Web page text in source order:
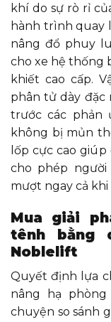
khí do sự rò rỉ
hành trình quay
nâng đổ phuy
cho xe hệ thống
khiết cao cấp.
phân tử dày đặc
trước các phản
không bị mủn
lốp cực cao
cho phép
mượt ngay cả
Mua giải
tênh bằng
Noblelift
Quyết định lựa
nâng hạ
chuyện so sánh